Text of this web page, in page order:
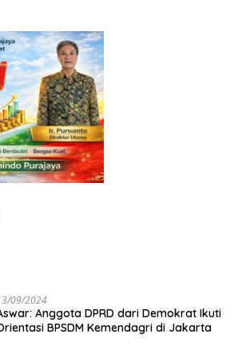
09/2024
Anggota DPRD dari Demokrat Ikuti
BPSDM Kemendagri di Jakarta